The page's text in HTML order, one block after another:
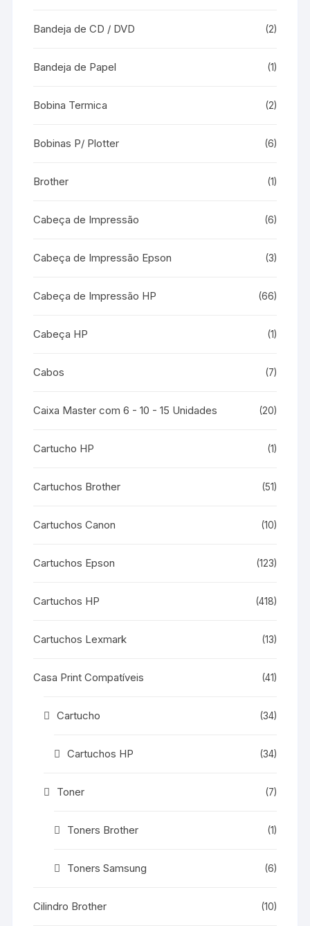
Bandeja de CD / DVD (2)
Bandeja de Papel (1)
Bobina Termica (2)
Bobinas P/ Plotter (6)
Brother (1)
Cabeça de Impressão (6)
Cabeça de Impressão Epson (3)
Cabeça de Impressão HP (66)
Cabeça HP (1)
Cabos (7)
Caixa Master com 6 - 10 - 15 Unidades (20)
Cartucho HP (1)
Cartuchos Brother (51)
Cartuchos Canon (10)
Cartuchos Epson (123)
Cartuchos HP (418)
Cartuchos Lexmark (13)
Casa Print Compatíveis (41)
Cartucho (34)
Cartuchos HP (34)
Toner (7)
Toners Brother (1)
Toners Samsung (6)
Cilindro Brother (10)